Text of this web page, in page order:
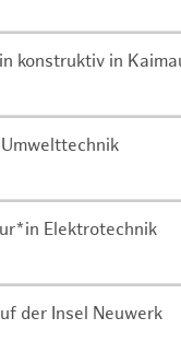
konstruktiv in
Elektrotechnik
der Insel Neuwerk